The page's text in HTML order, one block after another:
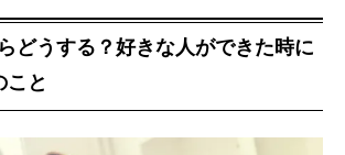
どうする？好きな人ができた時に
と